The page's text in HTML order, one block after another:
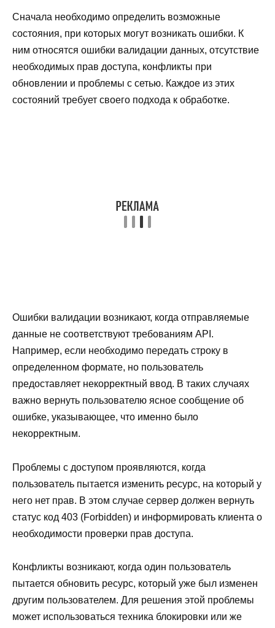
Сначала необходимо определить возможные
состояния, при которых могут возникать ошибки. К
ним относятся ошибки валидации данных, отсутствие
необходимых прав доступа, конфликты при
обновлении и проблемы с сетью. Каждое из этих
состояний требует своего подхода к обработке.
Ошибки валидации возникают, когда отправляемые
данные не соответствуют требованиям API.
Например, если необходимо передать строку в
определенном формате, но пользователь
предоставляет некорректный ввод. В таких случаях
важно вернуть пользователю ясное сообщение об
ошибке, указывающее, что именно было
некорректным.
Проблемы с доступом проявляются, когда
пользователь пытается изменить ресурс, на который у
него нет прав. В этом случае сервер должен вернуть
статус код 403 (Forbidden) и информировать клиента о
необходимости проверки прав доступа.
Конфликты возникают, когда один пользователь
пытается обновить ресурс, который уже был изменен
другим пользователем. Для решения этой проблемы
может использоваться техника блокировки или же